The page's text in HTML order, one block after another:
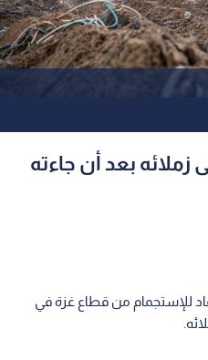
زملائه بعد أن جاءته
أن جنديا عاد للإستجمام من قطاع غزة في